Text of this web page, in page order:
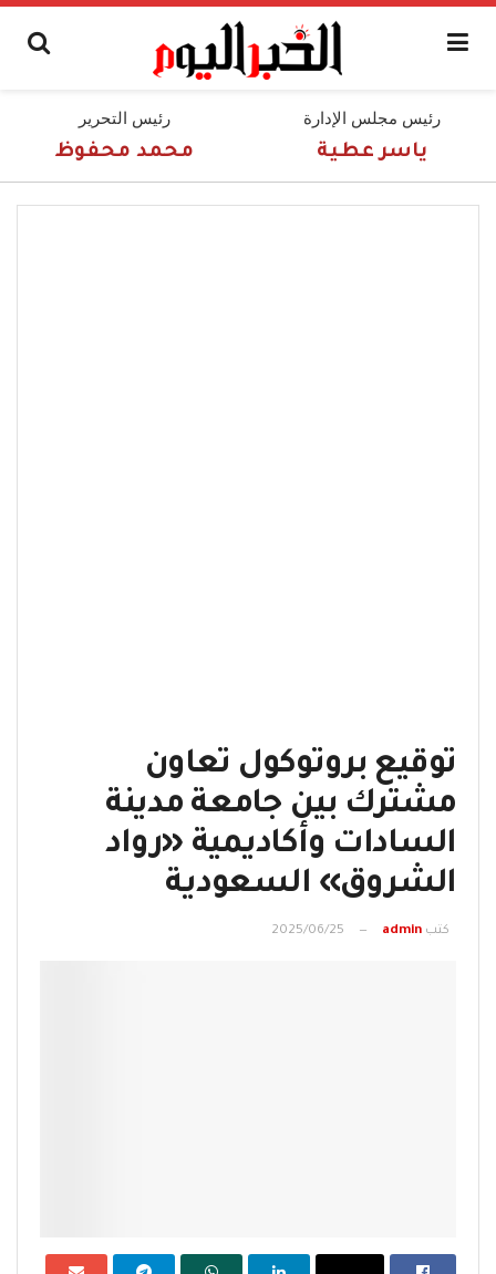
رئيس مجلس الإدارة
ياسر عطية
رئيس التحرير
محمد محفوظ
توقيع بروتوكول تعاون
مشترك بين جامعة مدينة
السادات وأكاديمية «رواد
الشروق» السعودية
كتب admin
2025/06/25